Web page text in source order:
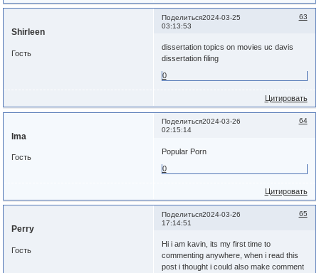
Поделиться 63
2024-03-25
03:13:53
Shirleen
Гость
dissertation topics on movies uc davis
dissertation filing
0
Цитировать
Поделиться 64
2024-03-26
02:15:14
Ima
Гость
Popular Porn
0
Цитировать
Поделиться 65
2024-03-26
17:14:51
Perry
Гость
Hi i am kavin, its my first time to
commenting anywhere, when i read this
post i thought i could also make comment